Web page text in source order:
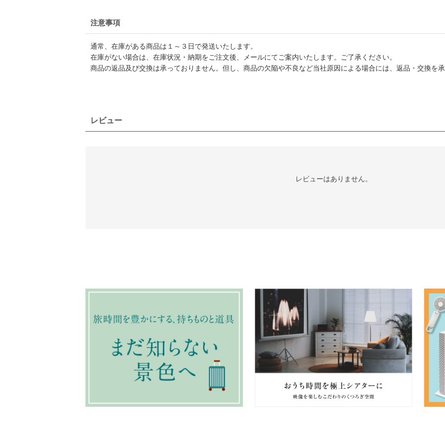
注意事項
通常、在庫がある商品は１～３日で発送いたします。
在庫がない場合は、在庫状況・納期をご注文後、メールにてご案内いたします。ご了承ください。
商品の返品及び交換は承っておりません。但し、商品の欠陥や不良など当社原因による場合には、返品・交換を
レビュー
レビューはありません。